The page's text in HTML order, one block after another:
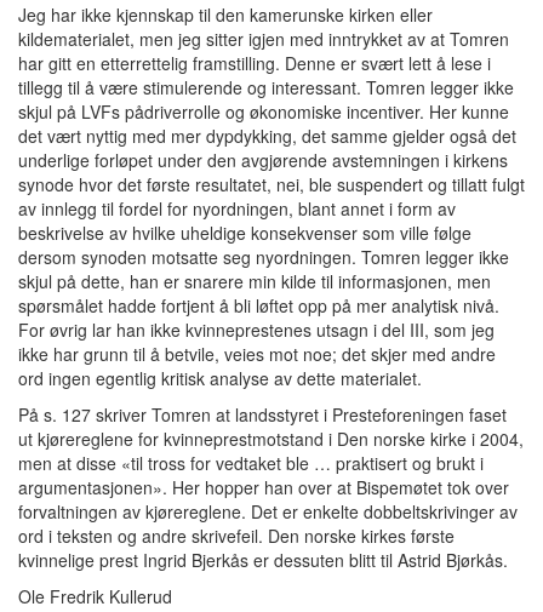
Jeg har ikke kjennskap til den kamerunske kirken eller
kildematerialet, men jeg sitter igjen med inntrykket av at Tomren
har gitt en etterrettelig framstilling. Denne er svært lett å lese i
tillegg til å være stimulerende og interessant. Tomren legger ikke
skjul på LVFs pådriverrolle og økonomiske incentiver. Her kunne
det vært nyttig med mer dypdykking, det samme gjelder også det
underlige forløpet under den avgjørende avstemningen i kirkens
synode hvor det første resultatet, nei, ble suspendert og tillatt fulgt
av innlegg til fordel for nyordningen, blant annet i form av
beskrivelse av hvilke uheldige konsekvenser som ville følge
dersom synoden motsatte seg nyordningen. Tomren legger ikke
skjul på dette, han er snarere min kilde til informasjonen, men
spørsmålet hadde fortjent å bli løftet opp på mer analytisk nivå.
For øvrig lar han ikke kvinneprestenes utsagn i del III, som jeg
ikke har grunn til å betvile, veies mot noe; det skjer med andre
ord ingen egentlig kritisk analyse av dette materialet.
På s. 127 skriver Tomren at landsstyret i Presteforeningen faset
ut kjørereglene for kvinneprestmotstand i Den norske kirke i 2004,
men at disse «til tross for vedtaket ble … praktisert og brukt i
argumentasjonen». Her hopper han over at Bispemøtet tok over
forvaltningen av kjørereglene. Det er enkelte dobbeltskrivinger av
ord i teksten og andre skrivefeil. Den norske kirkes første
kvinnelige prest Ingrid Bjerkås er dessuten blitt til Astrid Bjørkås.
Ole Fredrik Kullerud